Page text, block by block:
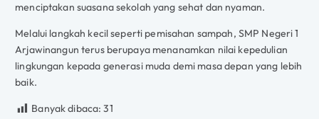
menciptakan suasana sekolah yang sehat dan nyaman.
Melalui langkah kecil seperti pemisahan sampah, SMP Negeri 1
Arjawinangun terus berupaya menanamkan nilai kepedulian
lingkungan kepada generasi muda demi masa depan yang lebih
baik.
Banyak dibaca: 31